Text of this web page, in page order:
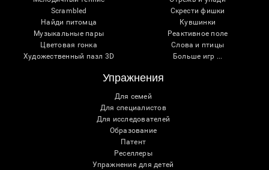
Scrambled
Найди питомца
Музыкальные пары
Цветовая гонка
Художественный пазл 3D
Скрести фишки
Кувшинки
Реактивное поле
Слова и птицы
Больше игр ...
Упражнения
Для семей
Для специалистов
Для исследователей
Образование
Патент
Реселлеры
Упражнения для детей